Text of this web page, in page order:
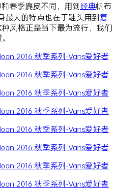
春季麂皮不同，用到经典帆布
最大的特点也在于鞋头用到复
风格正是当下最为流行，我们